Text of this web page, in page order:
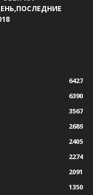
6427
6390
3567
2689
2405
2274
2091
1350